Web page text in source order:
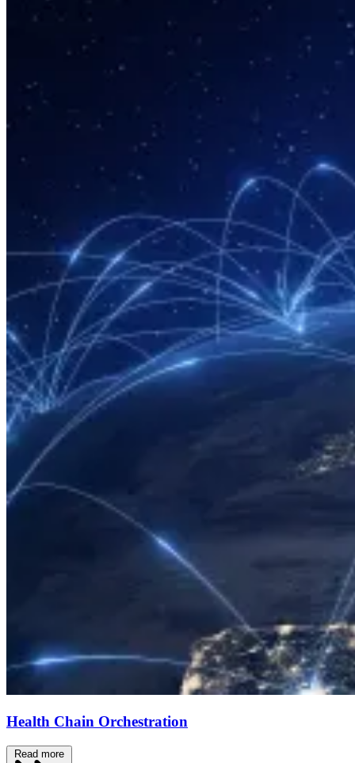
Health Chain Orchestration
Read more